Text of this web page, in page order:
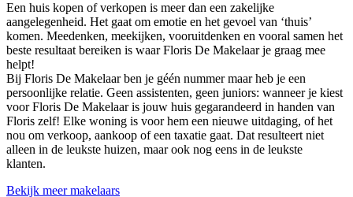
Een huis kopen of verkopen is meer dan een zakelijke
aangelegenheid. Het gaat om emotie en het gevoel van ‘thuis’
komen. Meedenken, meekijken, vooruitdenken en vooral samen het
beste resultaat bereiken is waar Floris De Makelaar je graag mee
helpt!
Bij Floris De Makelaar ben je géén nummer maar heb je een
persoonlijke relatie. Geen assistenten, geen juniors: wanneer je kiest
voor Floris De Makelaar is jouw huis gegarandeerd in handen van
Floris zelf! Elke woning is voor hem een nieuwe uitdaging, of het
nou om verkoop, aankoop of een taxatie gaat. Dat resulteert niet
alleen in de leukste huizen, maar ook nog eens in de leukste
klanten.
Bekijk meer makelaarsLeaflet